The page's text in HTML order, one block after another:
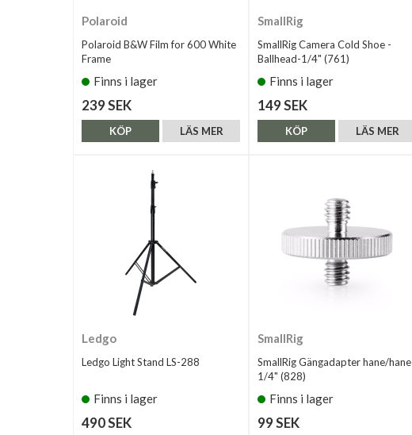
Polaroid
Polaroid B&W Film for 600 White
Frame
Finns i lager
239 SEK
LÄS MER
KÖP
SmallRig
SmallRig Camera Cold Shoe -
Ballhead-1/4" (761)
Finns i lager
149 SEK
LÄS MER
KÖP
Ledgo
Ledgo Light Stand LS-288
Finns i lager
490 SEK
SmallRig
SmallRig Gängadapter hane/hane
1/4" (828)
Finns i lager
99 SEK